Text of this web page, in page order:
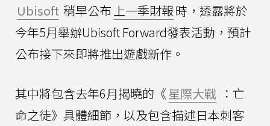
Ubisoft 稍早公布 上一季財報時，透露將於
今年5月舉辦Ubisoft Forward發表活動，預計
公布接下來即將推出遊戲新作。
其中將包含去年6月揭曉的《星際大戰 ：亡
命之徒》具體細節，以及包含描述日本刺客